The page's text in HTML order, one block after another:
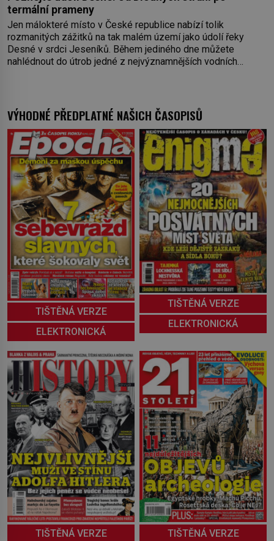
termální prameny
Jen málokteré místo v České republice nabízí tolik
rozmanitých zážitků na tak malém území jako údolí řeky
Desné v srdci Jeseníků. Během jediného dne můžete
nahlédnout do útrob jedné z nejvýznamnějších vodních
VÝHODNÉ PŘEDPLATNÉ NAŠICH ČASOPISŮ
TIŠTĚNÁ VERZE
ELEKTRONICKÁ
TIŠTĚNÁ VERZE
ELEKTRONICKÁ
TIŠTĚNÁ VERZE TIŠTĚNÁ VERZE